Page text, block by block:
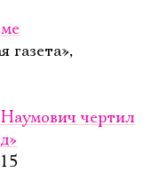
газета»,
чертил